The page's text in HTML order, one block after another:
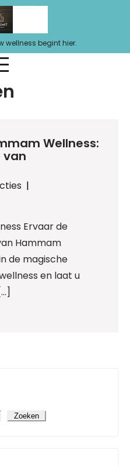
wellness begint hier.
Wellness:
van
|
Ervaar de
Hammam
de magische
en laat u
Zoeken